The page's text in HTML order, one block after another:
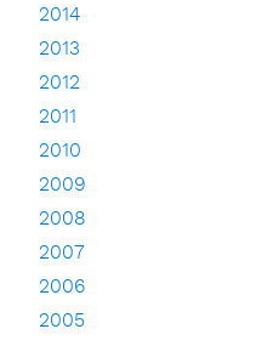
2014
2013
2012
2011
2010
2009
2008
2007
2006
2005